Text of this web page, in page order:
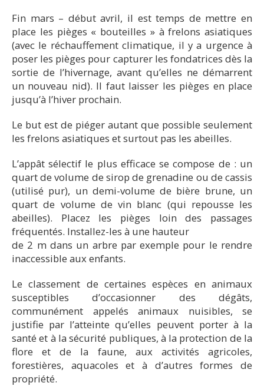
Fin mars – début avril, il est temps de mettre en
place les pièges « bouteilles » à frelons asiatiques
(avec le réchauffement climatique, il y a urgence à
poser les pièges pour capturer les fondatrices dès la
sortie de l’hivernage, avant qu’elles ne démarrent
un nouveau nid). Il faut laisser les pièges en place
jusqu’à l’hiver prochain.
Le but est de piéger autant que possible seulement
les frelons asiatiques et surtout pas les abeilles.
L’appât sélectif le plus efficace se compose de : un
quart de volume de sirop de grenadine ou de cassis
(utilisé pur), un demi-volume de bière brune, un
quart de volume de vin blanc (qui repousse les
abeilles). Placez les pièges loin des passages
fréquentés. Installez-les à une hauteur
de 2 m dans un arbre par exemple pour le rendre
inaccessible aux enfants.
Le classement de certaines espèces en animaux
susceptibles d’occasionner des dégâts,
communément appelés animaux nuisibles, se
justifie par l’atteinte qu’elles peuvent porter à la
santé et à la sécurité publiques, à la protection de la
flore et de la faune, aux activités agricoles,
forestières, aquacoles et à d’autres formes de
propriété.